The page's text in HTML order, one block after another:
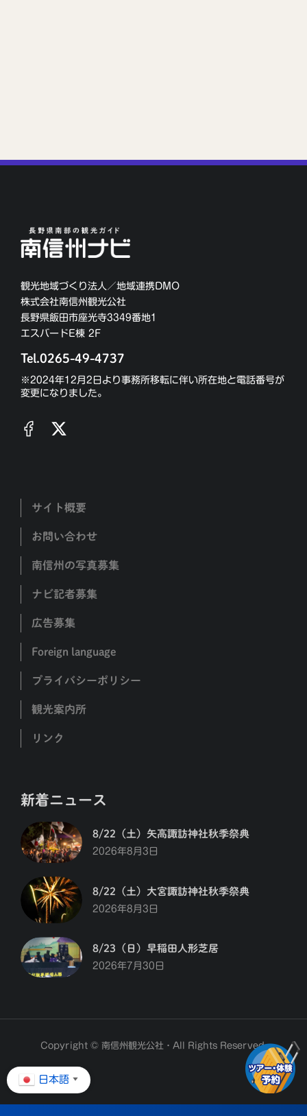
観光地域づくり法人／地域連携DMO
株式会社南信州観光公社
長野県飯田市座光寺3349番地1
エスバードE棟 2F
Tel.0265-49-4737
※2024年12月2日より事務所移転に伴い所在地と電話番号が
変更になりました。
サイト概要
お問い合わせ
南信州の写真募集
ナビ記者募集
広告募集
Foreign language
プライバシーポリシー
観光案内所
リンク
新着ニュース
8/22（土）矢高諏訪神社秋季祭典
2026年8月3日
8/22（土）大宮諏訪神社秋季祭典
2026年8月3日
8/23（日）早稲田人形芝居
2026年7月30日
Copyright © 南信州観光公社・All Rights Reserved.
日本語 ▼